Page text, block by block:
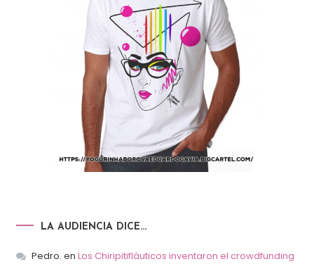
LA AUDIENCIA DICE…
Pedro. en Los Chiripitifláuticos inventaron el crowdfunding